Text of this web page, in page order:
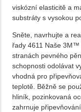
viskózní elasticitě a
substráty s vysokou
Sněte, navrhujte a
řady 4611 Naše
stranách pevného
schopnosti odolávat
vhodná pro
teplotě. Běžně se
hliník, pozinkovaná
zahrnuje